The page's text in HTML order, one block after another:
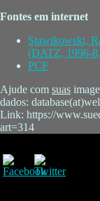
Fontes em internet
Stawikowski,
(DATZ, 1996-
PCF
Ajude com suas
dados:
Link: https://
art=314